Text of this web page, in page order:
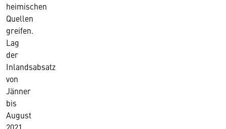
heimischen
Quellen
greifen.
Lag
der
Inlandsabsatz
von
Jänner
bis
August